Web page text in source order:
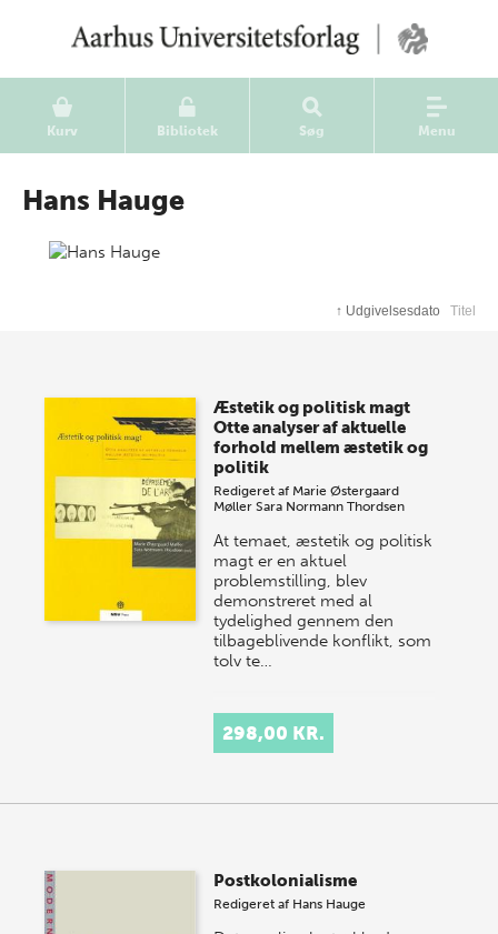
Kurv Bibliotek Søg Menu
Hans Hauge
↑ Udgivelsesdato Titel
Æstetik og politisk magt
Otte analyser af aktuelle
forhold mellem æstetik og
politik
Redigeret af Marie Østergaard
Møller Sara Normann Thordsen
At temaet, æstetik og politisk
magt er en aktuel
problemstilling, blev
demonstreret med al
tydelighed gennem den
tilbageblivende konflikt, som
tolv te…
298,00 KR.
Postkolonialisme
Redigeret af Hans Hauge